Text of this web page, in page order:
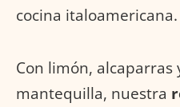
cocina italoamericana.
Con limón, alcaparras
mantequilla, nuestra